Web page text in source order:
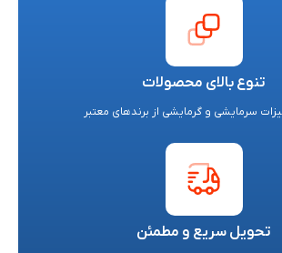
تنوع بالای محصولات
سرمایشی و گرمایشی از برندهای معتبر
تحویل سریع و مطمئن